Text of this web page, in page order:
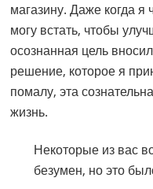
магазину. Даже когда я
могу встать, чтобы
осознанная цель
решение, которое я
помалу, эта
жизнь.
Некоторые из вас
безумен, но это